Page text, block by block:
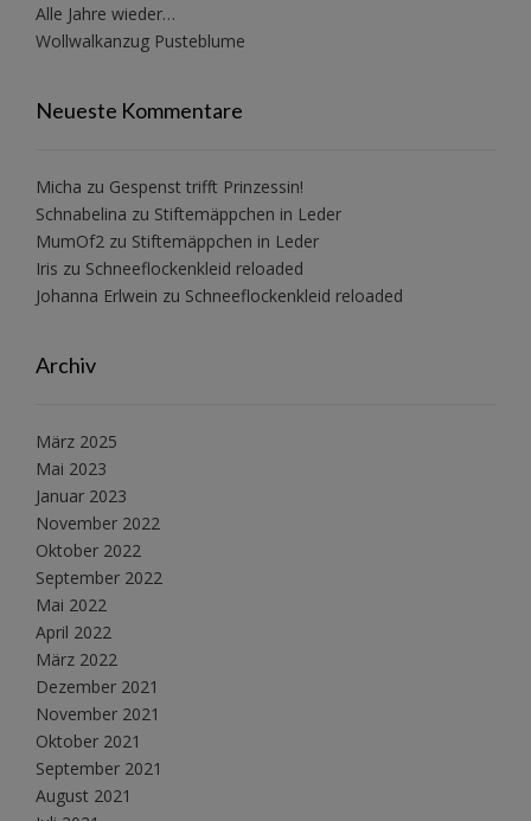
Alle Jahre wieder…
Wollwalkanzug Pusteblume
Neueste Kommentare
Micha zu Gespenst trifft Prinzessin!
Schnabelina zu Stiftemäppchen in Leder
MumOf2 zu Stiftemäppchen in Leder
Iris zu Schneeflockenkleid reloaded
Johanna Erlwein zu Schneeflockenkleid reloaded
Archiv
März 2025
Mai 2023
Januar 2023
November 2022
Oktober 2022
September 2022
Mai 2022
April 2022
März 2022
Dezember 2021
November 2021
Oktober 2021
September 2021
August 2021